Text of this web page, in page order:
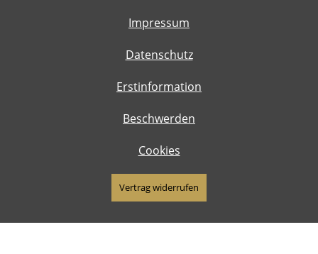
Impressum
Datenschutz
Erstinformation
Beschwerden
Cookies
Vertrag widerrufen